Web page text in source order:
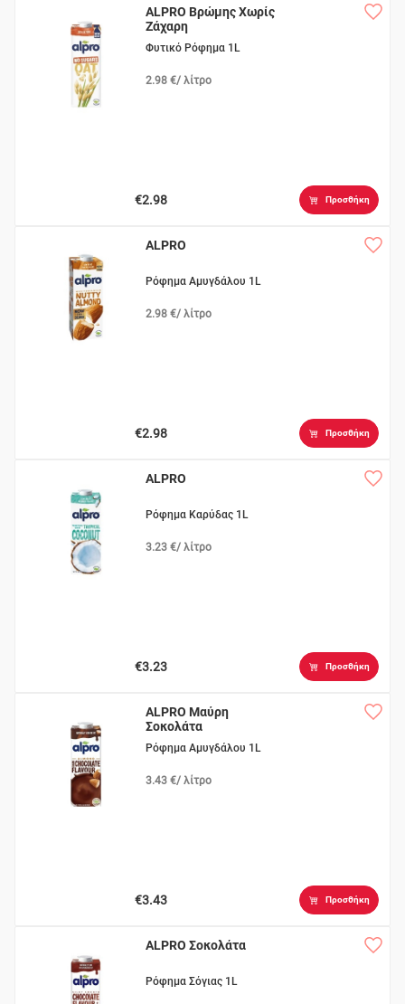
ALPRO Βρώμης Χωρίς
Ζάχαρη
Φυτικό Ρόφημα 1L
2.98 €/ λίτρο
€2.98 Προσθήκη
ALPRO
Ρόφημα Αμυγδάλου 1L
2.98 €/ λίτρο
€2.98 Προσθήκη
ALPRO
Ρόφημα Καρύδας 1L
3.23 €/ λίτρο
€3.23 Προσθήκη
ALPRO Μαύρη
Σοκολάτα
Ρόφημα Αμυγδάλου 1L
3.43 €/ λίτρο
€3.43 Προσθήκη
ALPRO Σοκολάτα
Ρόφημα Σόγιας 1L